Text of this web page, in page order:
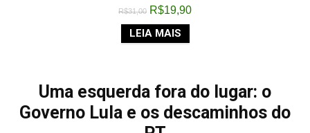
R$31,00 R$19,90
LEIA MAIS
Uma esquerda fora do lugar: o
Governo Lula e os descaminhos do